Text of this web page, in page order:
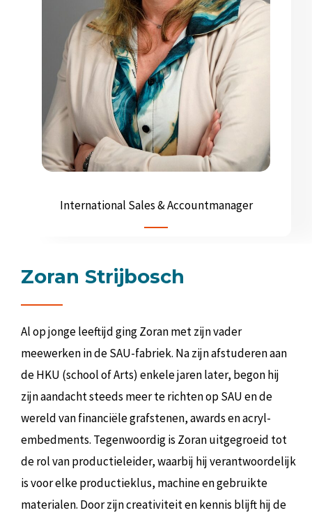
International Sales & Accountmanager
Zoran Strijbosch
Al op jonge leeftijd ging Zoran met zijn vader
meewerken in de SAU-fabriek. Na zijn afstuderen aan
de HKU (school of Arts) enkele jaren later, begon hij
zijn aandacht steeds meer te richten op SAU en de
wereld van financiële grafstenen, awards en acryl-
embedments. Tegenwoordig is Zoran uitgegroeid tot
de rol van productieleider, waarbij hij verantwoordelijk
is voor elke productieklus, machine en gebruikte
materialen. Door zijn creativiteit en kennis blijft hij de